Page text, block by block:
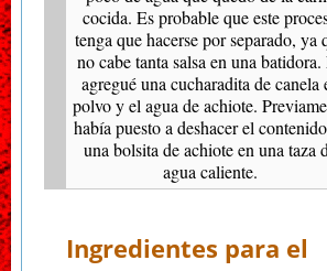
cocida. Es probable que este
tenga que hacerse por separado, ya
no cabe tanta salsa en una
agregué una cucharadita de canela
polvo y el agua de achiote.
había puesto a deshacer el
una bolsita de achiote en una taza
agua caliente.
Ingredientes para el